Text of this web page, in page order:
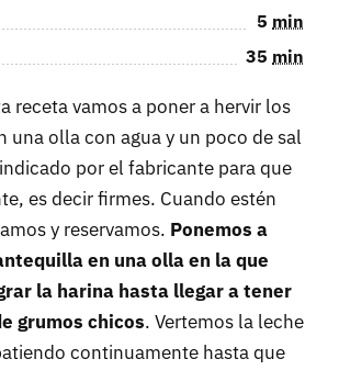
5 min
35 min
receta vamos a poner a hervir los
una olla con agua y un poco de sal
por el fabricante para que
es decir firmes. Cuando estén
y reservamos. Ponemos a
en una olla en la que
la harina hasta llegar a tener
grumos chicos. Vertemos la leche
continuamente hasta que